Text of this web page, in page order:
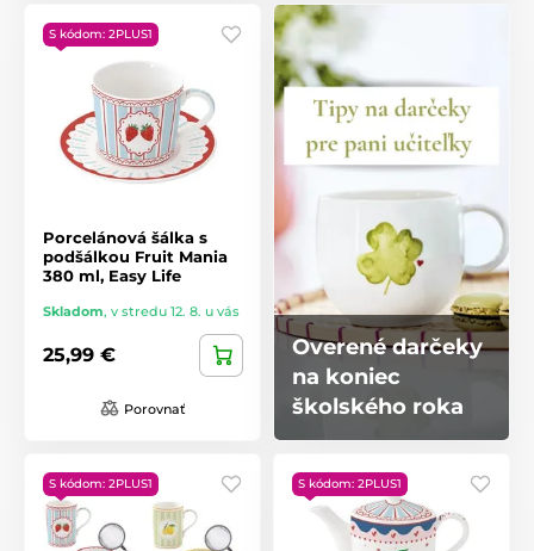
S kódom: 2PLUS1
Porcelánová šálka s
podšálkou Fruit Mania
380 ml, Easy Life
Skladom, v stredu 12. 8. u vás
25,99 €
Porovnať
Overené darčeky
na koniec
školského roka
S kódom: 2PLUS1 S kódom: 2PLUS1